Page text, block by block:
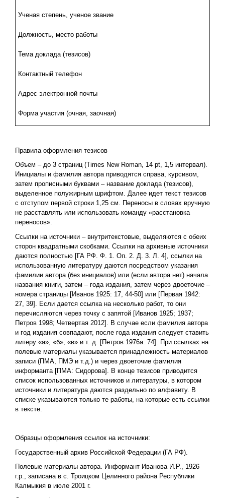
Ученая степень, ученое звание
Должность, место работы
Тема доклада (тезисов)
Контактный телефон
Адрес электронной почты
Форма участия (очная, заочная)
Правила оформления тезисов
Объем – до 3 страниц (Times New Roman, 14 pt, 1,5 интервал).
Инициалы и фамилия автора приводятся справа, курсивом,
затем прописными буквами – название доклада (тезисов),
выделенное полужирным шрифтом. Далее идет текст тезисов
с отступом первой строки 1,25 см. Переносы в словах вручную
не расставлять или использовать команду «расстановка
переносов».
Ссылки на источники – внутритекстовые, выделяются с обеих
сторон квадратными скобками. Ссылки на архивные источники
даются полностью [ГА РФ. Ф. 1. Оп. 2. Д. 3. Л. 4], ссылки на
использованную литературу даются посредством указания
фамилии автора (без инициалов) или (если автора нет) начала
названия книги, затем – года издания, затем через двоеточие –
номера страницы [Иванов 1925: 17, 44-50] или [Первая 1942:
27, 39]. Если дается ссылка на несколько работ, то они
перечисляются через точку с запятой [Иванов 1925; 1937;
Петров 1998; Четвертая 2012]. В случае если фамилия автора
и год издания совпадают, после года издания следует ставить
литеру «а», «б», «в» и т. д. [Петров 1976а: 74]. При ссылках на
полевые материалы указывается принадлежность материалов
записи (ПМА, ПМЭ и т.д.) и через двоеточие фамилия
информанта [ПМА: Сидорова]. В конце тезисов приводится
список использованных источников и литературы, в котором
источники и литература даются раздельно по алфавиту. В
списке указываются только те работы, на которые есть ссылки
в тексте.
Образцы оформления ссылок на источники:
Государственный архив Российской Федерации (ГА РФ).
Полевые материалы автора. Информант Иванова И.Р., 1926
г.р., записана в с. Троицком Целинного района Республики
Калмыкия в июле 2001 г.